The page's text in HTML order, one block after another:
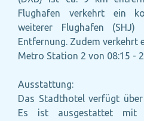
Flughafen verkehrt ein
weiterer Flughafen
Entfernung. Zudem verkehrt
Metro Station 2 von 08:15 -
Ausstattung:
Das Stadthotel verfügt
Es ist ausgestattet mit